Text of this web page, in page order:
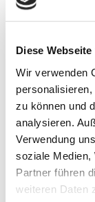
Diese
Wir verwenden
zu können und
analysieren.
Verwendung
soziale Medien,
Partner führen
weiteren Daten
Praktische
für ein
Lass uns
gehen. Bereit